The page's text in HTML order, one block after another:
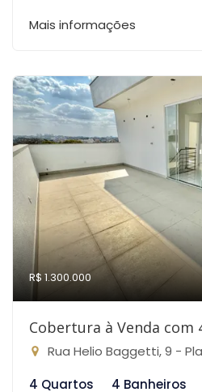
Mais informações
R$ 1.300.000
Cobertura à Venda com
Rua Helio Baggetti, 9 -
4 Quartos
4 Banheiros